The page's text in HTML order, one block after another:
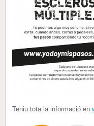
Teniu tota la informació en